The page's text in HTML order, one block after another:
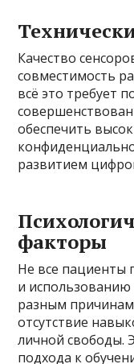
Качество
совместимость
всё это требует
обеспечить
развитием
факторы
Не все пациенты
и
разным
отсутствие
личной свободы.
подхода к